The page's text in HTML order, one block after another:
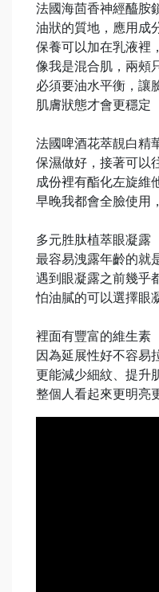
法國海茴香神經醯胺
油狀的質地，應用成
保養可以加在乳液裡
像我是混合肌，兩頰
必須要油水平衡，讓
肌膚狀態才會更穩定
法國啤酒花萃靚白精
保濕做好，接著可以
成份裡有酯化左旋維
早晚我都會全臉使用
多元胜肽植萃眼凝露
最容易洩露年齡的就
遇到眼凝露之前幾乎
怕油膩的可以選擇眼
裡面有豐富的維生素
因為延展性好不容易
更能減少細紋、提升
整個人看起來更明亮